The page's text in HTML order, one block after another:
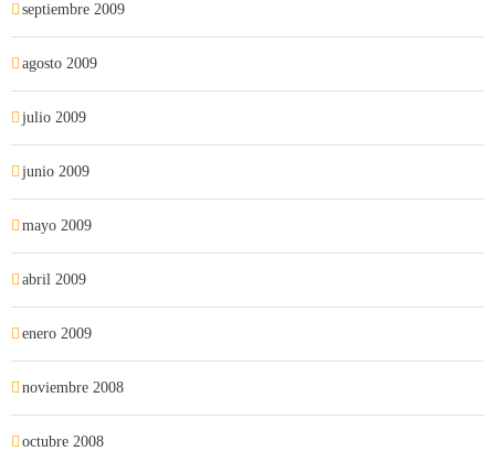
septiembre 2009
agosto 2009
julio 2009
junio 2009
mayo 2009
abril 2009
enero 2009
noviembre 2008
octubre 2008